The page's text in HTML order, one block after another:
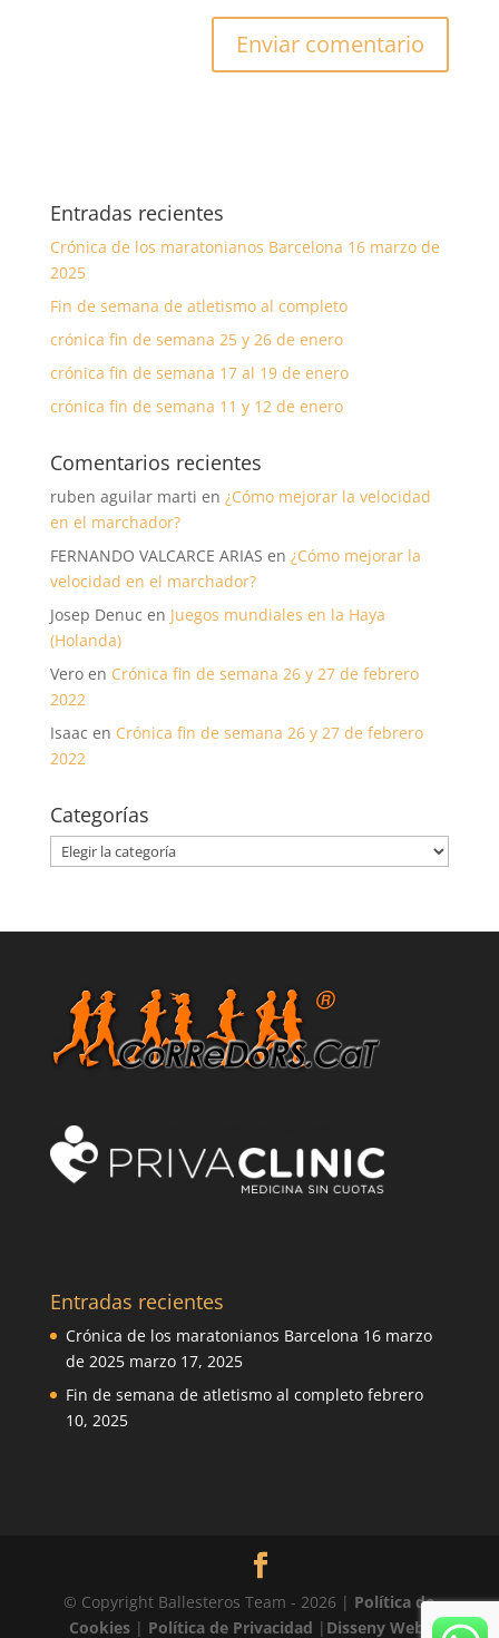
Entradas recientes
Crónica de los maratonianos Barcelona 16 marzo de
2025
Fin de semana de atletismo al completo
crónica fin de semana 25 y 26 de enero
crónica fin de semana 17 al 19 de enero
crónica fin de semana 11 y 12 de enero
Comentarios recientes
ruben aguilar marti en ¿Cómo mejorar la velocidad
en el marchador?
FERNANDO VALCARCE ARIAS en ¿Cómo mejorar la
velocidad en el marchador?
Josep Denuc en Juegos mundiales en la Haya
(Holanda)
Veroen Crónica fin de semana 26 y 27 de febrero
2022
Isaac en Crónica fin de semana 26 y 27 de febrero
2022
Categorías
Categorías
Entradas recientes
Crónica de los maratonianos Barcelona 16 marzo
de 2025 marzo 17, 2025
Fin de semana de atletismo al completo febrero
10, 2025
© Copyright Ballesteros Team - 2026 | Política de
Cookies | Política de Privacidad | Disseny Web: